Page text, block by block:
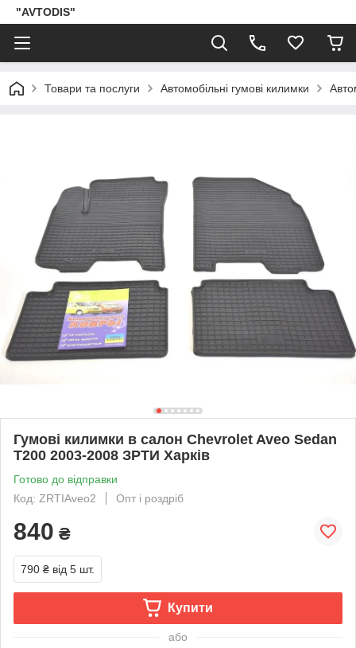
"AVTODIS"
Товари та послуги Автомобільні гумові килимки
Гумові килимки в салон Chevrolet Aveo Sedan
T200 2003-2008 ЗРТИ Харків
Готово до відправки
Код: ZRTIAveo2
Опт і роздріб
840 ₴
790 ₴ від 5 шт.
Купити
або